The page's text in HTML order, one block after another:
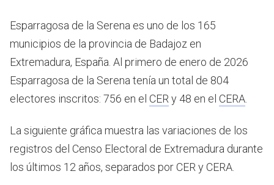
Esparragosa de la Serena es uno de los 165
municipios de la provincia de Badajoz en
Extremadura, España. Al primero de enero de 2026
Esparragosa de la Serena tenía un total de 804
electores inscritos: 756 en el CER y 48 en el CERA
La siguiente gráfica muestra las variaciones de los
registros del Censo Electoral de Extremadura durante
los últimos 12 años, separados por CER y CERA.